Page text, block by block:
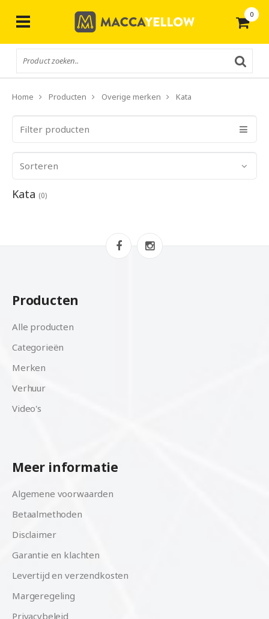
0
Home Producten Overige merken Kata
Filter producten
Sorteren
Kata (0)
Producten
Alle producten
Categorieën
Merken
Verhuur
Video's
Meer informatie
Algemene voorwaarden
Betaalmethoden
Disclaimer
Garantie en klachten
Levertijd en verzendkosten
Margeregeling
Privacybeleid